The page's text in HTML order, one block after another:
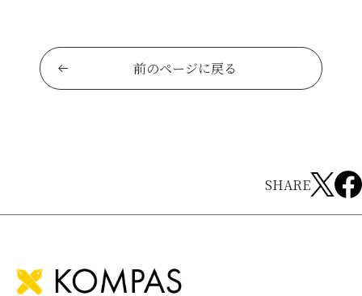
前のページに戻る
SHARE